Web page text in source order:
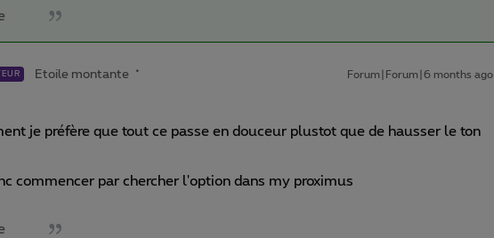
Etoile montante Forum|Forum|6 months ago
je préfère que tout ce passe en douceur plustot que de hausser le ton
commencer par chercher l'option dans my proximus